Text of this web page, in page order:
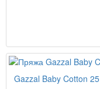
Gazzal Baby Cotton 25